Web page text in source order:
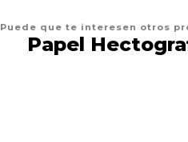
Puede que te interesen otros
Papel